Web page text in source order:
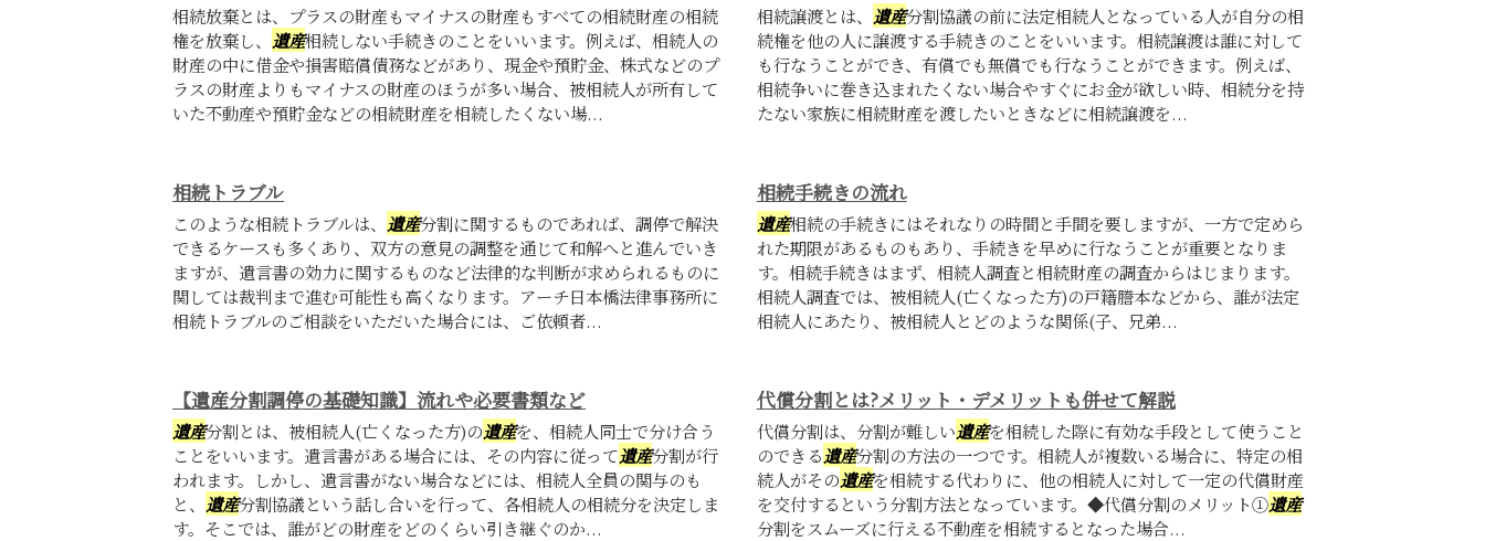
相続放棄とは、プラスの財産もマイナスの財産もすべての相続財産の相続
権を放棄し、 遺産相続しない手続きのことをいいます。例えば、相続人の
財産の中に借金や損害賠償債務などがあり、現金や預貯金、株式などのプ
ラスの財産よりもマイナスの財産のほうが多い場合、被相続人が所有して
いた不動産や預貯金などの相続財産を相続したくない場...
相続譲渡とは、 遺産分割協議の前に法定相続人となっている人が自分の相
続権を他の人に譲渡する手続きのことをいいます。相続譲渡は誰に対して
も行なうことができ、有償でも無償でも行なうことができます。例えば、
相続争いに巻き込まれたくない場合やすぐにお金が欲しい時、相続分を持
たない家族に相続財産を渡したいときなどに相続譲渡を...
相続トラブル
このような相続トラブルは、 遺産分割に関するものであれば、調停で解決
できるケースも多くあり、双方の意見の調整を通じて和解へと進んでいき
ますが、遺言書の効力に関するものなど法律的な判断が求められるものに
関しては裁判まで進む可能性も高くなります。アーチ日本橋法律事務所に
相続トラブルのご相談をいただいた場合には、ご依頼者...
相続手続きの流れ
遺産相続の手続きにはそれなりの時間と手間を要しますが、一方で定めら
れた期限があるものもあり、手続きを早めに行なうことが重要となりま
す。相続手続きはまず、相続人調査と相続財産の調査からはじまります。
相続人調査では、被相続人(亡くなった方)の戸籍謄本などから、誰が法定
相続人にあたり、被相続人とどのような関係(子、兄弟...
【遺産分割調停の基礎知識】流れや必要書類など
遺産分割とは、被相続人(亡くなった方)の遺産を、相続人同士で分け合う
ことをいいます。遺言書がある場合には、その内容に従って遺産分割が行
われます。しかし、遺言書がない場合などには、相続人全員の関与のも
と、 遺産分割協議という話し合いを行って、各相続人の相続分を決定しま
す。そこでは、誰がどの財産をどのくらい引き継ぐのか...
代償分割とは?メリット・デメリットも併せて解説
代償分割は、分割が難しい遺産を相続した際に有効な手段として使うこと
のできる遺産分割の方法の一つです。相続人が複数いる場合に、特定の相
続人がその遺産を相続する代わりに、他の相続人に対して一定の代償財産
を交付するという分割方法となっています。◆代償分割のメリット①遺産
分割をスムーズに行える不動産を相続するとなった場合...